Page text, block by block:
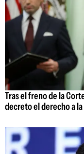
Tras el freno de la
decreto el derecho a